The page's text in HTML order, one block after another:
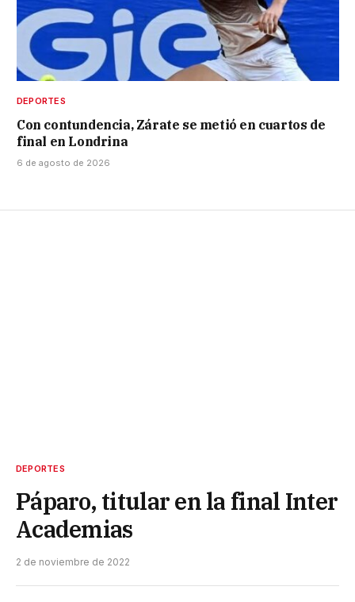
DEPORTES
Con contundencia, Zárate se metió en cuartos de
final en Londrina
6 de agosto de 2026
DEPORTES
Páparo, titular en la final Inter
Academias
2 de noviembre de 2022